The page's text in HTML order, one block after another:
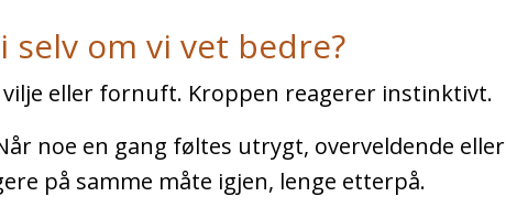
om vi vet bedre?
eller fornuft. Kroppen reagerer instinktivt.
noe en gang føltes utrygt, overveldende eller
på samme måte igjen, lenge etterpå.